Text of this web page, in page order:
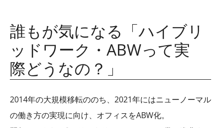
誰もが気になる「ハイブリ
ッドワーク・ABWって実
際どうなの？」
2014年の大規模移転ののち、2021年にはニューノーマル
の働き方の実現に向け、オフィスをABW化。